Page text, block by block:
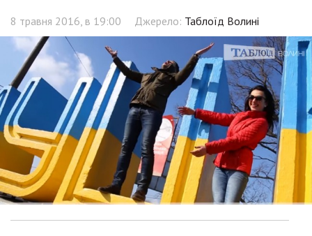
8 травня 2016, в 19:00 Джерело: Таблоїд Волині